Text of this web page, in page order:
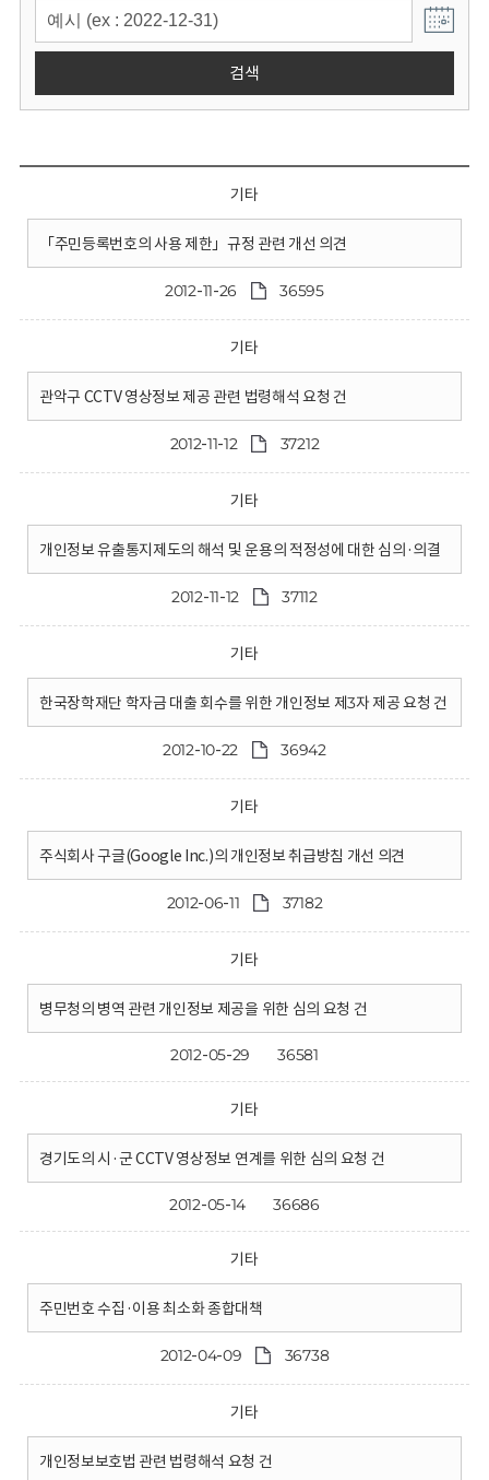
검색
기타
「주민등록번호의 사용 제한」규정 관련 개선 의견
2012-11-26 36595
기타
관악구 CCTV 영상정보 제공 관련 법령해석 요청 건
2012-11-12 37212
기타
개인정보 유출통지제도의 해석 및 운용의 적정성에 대한 심의·의결
2012-11-12 37112
기타
한국장학재단 학자금 대출 회수를 위한 개인정보 제3자 제공 요청 건
2012-10-22 36942
기타
주식회사 구글(Google Inc.)의 개인정보 취급방침 개선 의견
2012-06-11 37182
기타
병무청의 병역 관련 개인정보 제공을 위한 심의 요청 건
2012-05-29 36581
기타
경기도의 시·군 CCTV 영상정보 연계를 위한 심의 요청 건
2012-05-14 36686
기타
주민번호 수집·이용 최소화 종합대책
2012-04-09 36738
기타
개인정보보호법 관련 법령해석 요청 건